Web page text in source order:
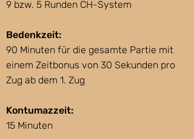
9 bzw. 5 Runden CH-System
Bedenkzeit:
90 Minuten für die gesamte Partie mit
einem Zeitbonus von 30 Sekunden pro
Zug ab dem 1. Zug
Kontumazzeit:
15 Minuten